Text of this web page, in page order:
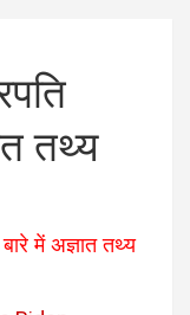
तथ्य
में अज्ञात तथ्य